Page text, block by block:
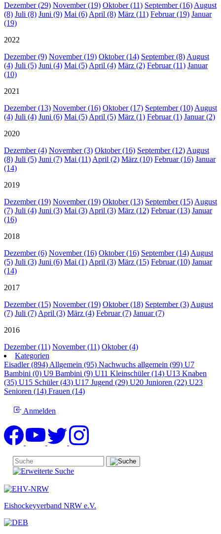
Dezember (29) November (19) Oktober (11) September (16) August
(8) Juli (8) Juni (9) Mai (6) April (8) März (11) Februar (19) Januar
(19)
2022
Dezember (9) November (19) Oktober (14) September (8) August
(4) Juli (5) Juni (4) Mai (5) April (4) März (2) Februar (11) Januar
(10)
2021
Dezember (13) November (16) Oktober (17) September (10) August
(4) Juli (4) Juni (6) Mai (5) April (5) März (1) Februar (1) Januar (2)
2020
Dezember (4) November (3) Oktober (16) September (12) August
(8) Juli (5) Juni (7) Mai (11) April (2) März (10) Februar (16) Januar
(14)
2019
Dezember (19) November (19) Oktober (13) September (15) August
(7) Juli (4) Juni (3) Mai (3) April (3) März (12) Februar (13) Januar
(16)
2018
Dezember (6) November (16) Oktober (16) September (14) August
(5) Juli (3) Juni (6) Mai (1) April (3) März (15) Februar (10) Januar
(14)
2017
Dezember (15) November (19) Oktober (18) September (3) August
(7) Juli (7) April (3) März (4) Februar (7) Januar (7)
2016
Dezember (11) November (11) Oktober (4)
Kategorien
Eisadler (894) Allgemein (95) Nachwuchs allgemein (99) U7
Bambini (0) U9 Bambini (9) U11 Kleinschüler (14) U13 Knaben
(35) U15 Schüler (43) U17 Jugend (29) U20 Junioren (22) U23
Senioren (14) Frauen (14)
Anmelden
Eishockeyverband NRW e.V.